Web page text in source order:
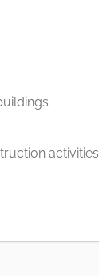
activities